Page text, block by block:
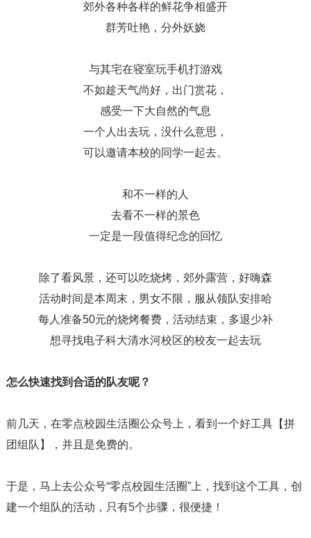
郊外各种各样的鲜花争相盛开
群芳吐艳，分外妖娆
与其宅在寝室玩手机打游戏
不如趁天气尚好，出门赏花，
感受一下大自然的气息
一个人出去玩，没什么意思，
可以邀请本校的同学一起去。
和不一样的人
去看不一样的景色
一定是一段值得纪念的回忆
除了看风景，还可以吃烧烤，郊外露营，好嗨森
活动时间是本周末，男女不限，服从领队安排哈
每人准备50元的烧烤餐费，活动结束，多退少补
想寻找电子科大清水河校区的校友一起去玩
怎么快速找到合适的队友呢？
前几天，在零点校园生活圈公众号上，看到一个好工具【拼
团组队】，并且是免费的。
于是，马上去公众号“零点校园生活圈”上，找到这个工具，创
建一个组队的活动，只有5个步骤，很便捷！